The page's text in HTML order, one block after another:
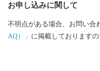
ただいた個人情報は、坂井市
お申し込みに関して
不明点がある場合、お問い合
AQ）」 に掲載しておりますの